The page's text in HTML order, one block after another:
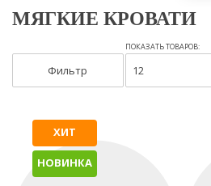
МЯГКИЕ КРОВАТИ
Фильтр
ПОКАЗАТЬ ТОВАРОВ:
12
ХИТ
НОВИНКА